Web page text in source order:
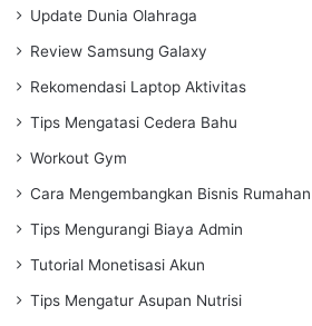
Update Dunia Olahraga
Review Samsung Galaxy
Rekomendasi Laptop Aktivitas
Tips Mengatasi Cedera Bahu
Workout Gym
Cara Mengembangkan Bisnis Rumahan
Tips Mengurangi Biaya Admin
Tutorial Monetisasi Akun
Tips Mengatur Asupan Nutrisi